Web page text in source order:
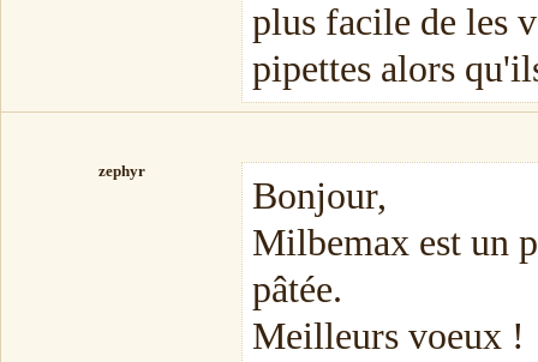
plus facile de les
pipettes alors
zephyr
Bonjour,
Milbemax est un
pâtée.
Meilleurs voeux !